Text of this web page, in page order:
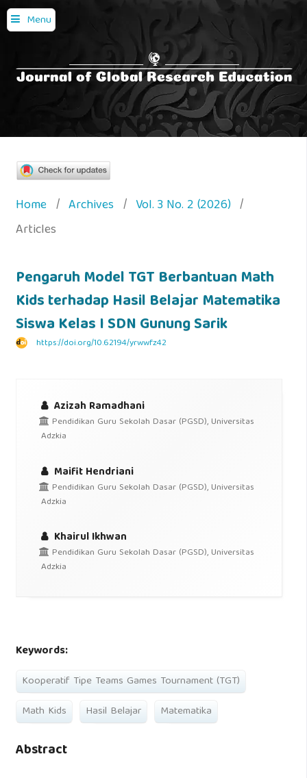
Menu
Home / Archives / Vol. 3 No. 2 (2026) /
Articles
Pengaruh Model TGT Berbantuan Math
Kids terhadap Hasil Belajar Matematika
Siswa Kelas I SDN Gunung Sarik
https://doi.org/10.62194/yrwwfz42
Azizah Ramadhani
Pendidikan Guru Sekolah Dasar (PGSD), Universitas
Adzkia
Maifit Hendriani
Pendidikan Guru Sekolah Dasar (PGSD), Universitas
Adzkia
Khairul Ikhwan
Pendidikan Guru Sekolah Dasar (PGSD), Universitas
Adzkia
Keywords:
Kooperatif Tipe Teams Games Tournament (TGT)
Math Kids
Hasil Belajar Matematika
Abstract